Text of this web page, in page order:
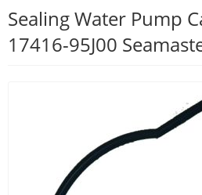
Sealing Water Pump
17416-95J00